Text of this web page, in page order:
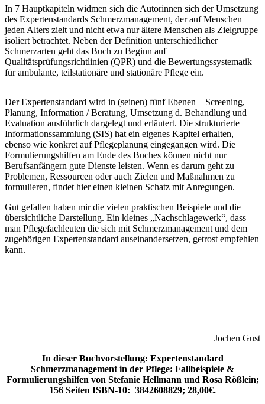
In 7 Hauptkapiteln widmen sich die Autorinnen sich der Umsetzung
des Expertenstandards Schmerzmanagement, der auf Menschen
jeden Alters zielt und nicht etwa nur ältere Menschen als Zielgruppe
isoliert betrachtet. Neben der Definition unterschiedlicher
Schmerzarten geht das Buch zu Beginn auf
Qualitätsprüfungsrichtlinien (QPR) und die Bewertungssystematik
für ambulante, teilstationäre und stationäre Pflege ein.
Der Expertenstandard wird in (seinen) fünf Ebenen – Screening,
Planung, Information / Beratung, Umsetzung d. Behandlung und
Evaluation ausführlich dargelegt und erläutert. Die strukturierte
Informationssammlung (SIS) hat ein eigenes Kapitel erhalten,
ebenso wie konkret auf Pflegeplanung eingegangen wird. Die
Formulierungshilfen am Ende des Buches können nicht nur
Berufsanfängern gute Dienste leisten. Wenn es darum geht zu
Problemen, Ressourcen oder auch Zielen und Maßnahmen zu
formulieren, findet hier einen kleinen Schatz mit Anregungen.
Gut gefallen haben mir die vielen praktischen Beispiele und die
übersichtliche Darstellung. Ein kleines „Nachschlagewerk“, dass
man Pflegefachleuten die sich mit Schmerzmanagement und dem
zugehörigen Expertenstandard auseinandersetzen, getrost empfehlen
kann.
Jochen Gust
In dieser Buchvorstellung: Expertenstandard
Schmerzmanagement in der Pflege: Fallbeispiele &
Formulierungshilfen von Stefanie Hellmann und Rosa Rößlein;
156 Seiten ISBN-10: ‎‎ 3842608829; 28,00€.